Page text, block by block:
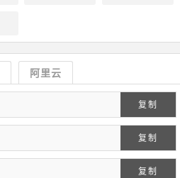
阿里云
复制
复制
复制